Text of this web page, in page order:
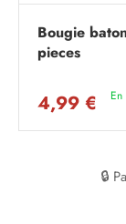
Bougie
pieces
4,99 € En
🔒